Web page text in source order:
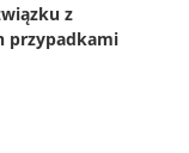
z
przypadkami